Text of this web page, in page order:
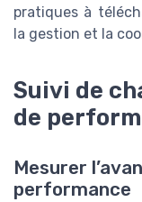
pratiques à
la gestion et la
Suivi de
de
Mesurer
performance